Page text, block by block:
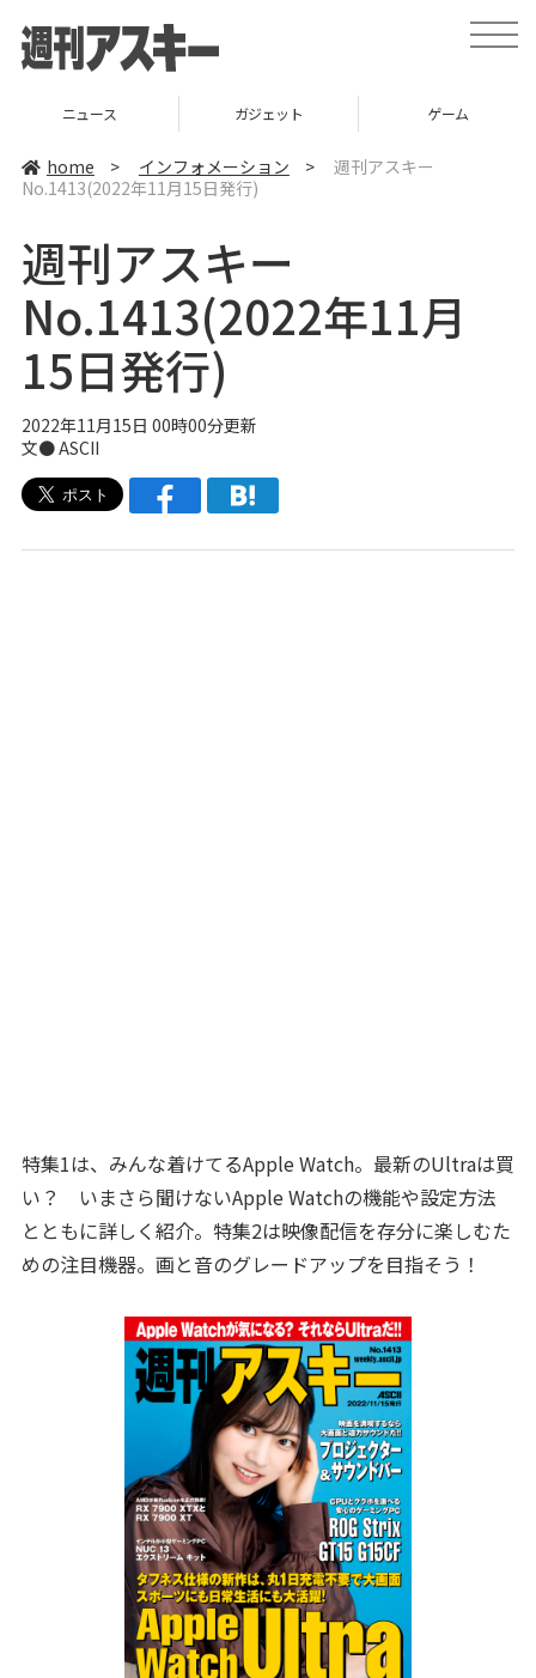
t
o
ニュース ガジェット ゲーム
home > インフォメーション >
週刊アスキー
No.1413(2022年11月15日発行)
週刊アスキー
No.1413(2022年11月
15日発行)
2022年11月15日 00時00分更新
文●ASCII
特集1は、みんな着けてるApple Watch。最新のUltraは買
い？ いまさら聞けないApple Watchの機能や設定方法
とともに詳しく紹介。特集2は映像配信を存分に楽しむた
めの注目機器。画と音のグレードアップを目指そう！